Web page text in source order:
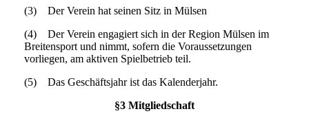
(3) Der Verein hat seinen Sitz in Mülsen
(4) Der Verein engagiert sich in der Region Mülsen im
Breitensport und nimmt, sofern die Voraussetzungen
vorliegen, am aktiven Spielbetrieb teil.
(5) Das Geschäftsjahr ist das Kalenderjahr.
§3 Mitgliedschaft